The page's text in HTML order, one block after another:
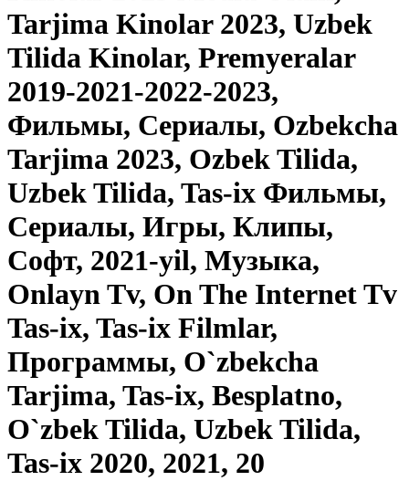
Tarjima Kinolar 2023, Uzbek
Tilida Kinolar, Premyeralar
2019-2021-2022-2023,
Фильмы, Сериалы, Ozbekcha
Tarjima 2023, Ozbek Tilida,
Uzbek Tilida, Tas-ix Фильмы,
Сериалы, Игры, Клипы,
Софт, 2021-yil, Музыка,
Onlayn Tv, On The Internet Tv
Tas-ix, Tas-ix Filmlar,
Программы, O`zbekcha
Tarjima, Tas-ix, Besplatno,
O`zbek Tilida, Uzbek Tilida,
Tas-ix 2020, 2021, 20